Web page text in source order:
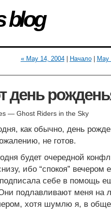
blog
« May 14, 2004| Начало| May
день
— Ghost Riders in the Sky
как обычно, день
не готов.
будет очередной
ибо “спокоя” вечером
себе в помощь
подлавливают меня на
хотя шумлю я, в